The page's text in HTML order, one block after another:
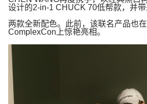
设计的2-in-1 CHUCK 70低帮款，并
两款全新配色。此前，该联名产品也
ComplexCon 上惊艳亮相。